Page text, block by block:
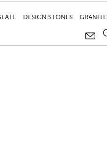
DESIGN STONES GRANITE